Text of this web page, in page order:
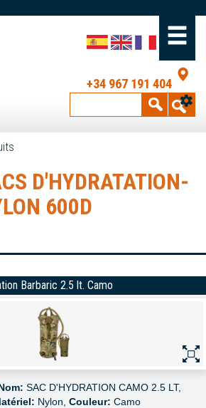
+34 967 191 404
D'HYDRATATION-
600D
Barbaric 2.5 lt. Camo
SAC D'HYDRATION CAMO 2.5 LT,
Nylon, Couleur: Camo